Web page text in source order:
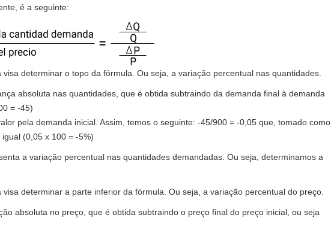
é a seguinte:
visa determinar o topo da fórmula. Ou seja, a variação percentual nas quantidades.
absoluta nas quantidades, que é obtida subtraindo da demanda final à demanda
= -45)
pela demanda inicial. Assim, temos o seguinte: -45/900 = -0,05 que, tomado como
(0,05 x 100 = -5%)
a variação percentual nas quantidades demandadas. Ou seja, determinamos a
visa determinar a parte inferior da fórmula. Ou seja, a variação percentual do preço.
absoluta no preço, que é obtida subtraindo o preço final do preço inicial, ou seja